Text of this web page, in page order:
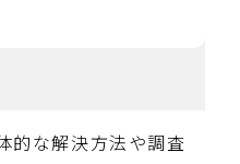
的な解決方法や調査